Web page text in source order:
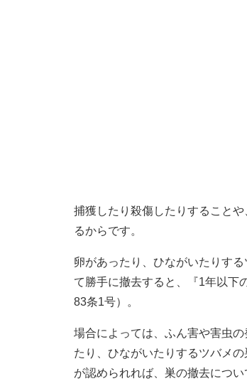
捕獲したり殺傷したりすること
るからです。
卵があったり、ひながいたりす
て勝手に撤去すると、『1年以下
83条1号）。
場合によっては、ふん害や害虫
たり、ひながいたりするツバメ
が認められれば、巣の撤去につ